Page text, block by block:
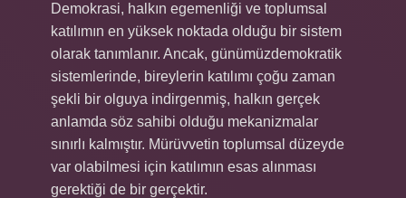
Demokrasi, halkın egemenliği ve toplumsal
katılımın en yüksek noktada olduğu bir sistem
olarak tanımlanır. Ancak, günümüzdemokratik
sistemlerinde, bireylerin katılımı çoğu zaman
şekli bir olguya indirgenmiş, halkın gerçek
anlamda söz sahibi olduğu mekanizmalar
sınırlı kalmıştır. Mürüvvetin toplumsal düzeyde
var olabilmesi için katılımın esas alınması
gerektiği de bir gerçektir.